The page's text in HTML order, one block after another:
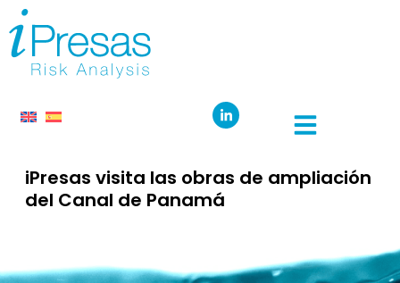
iPresas visita las obras de ampliación
del Canal de Panamá